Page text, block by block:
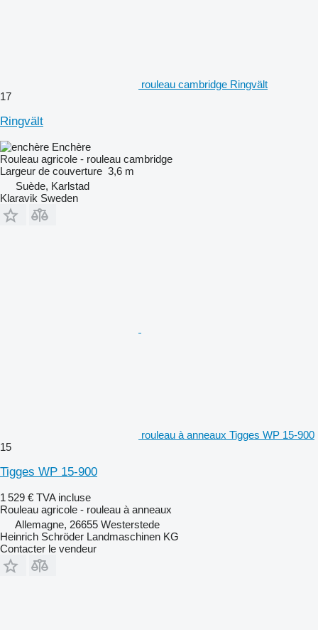
rouleau cambridge Ringvält
17
Ringvält
Enchère
Rouleau agricole - rouleau cambridge
Largeur de couverture 3,6 m
Suède, Karlstad
Klaravik Sweden
rouleau à anneaux Tigges WP 15-900
15
Tigges WP 15-900
1 529 € TVA incluse
Rouleau agricole - rouleau à anneaux
Allemagne, 26655 Westerstede
Heinrich Schröder Landmaschinen KG
Contacter le vendeur